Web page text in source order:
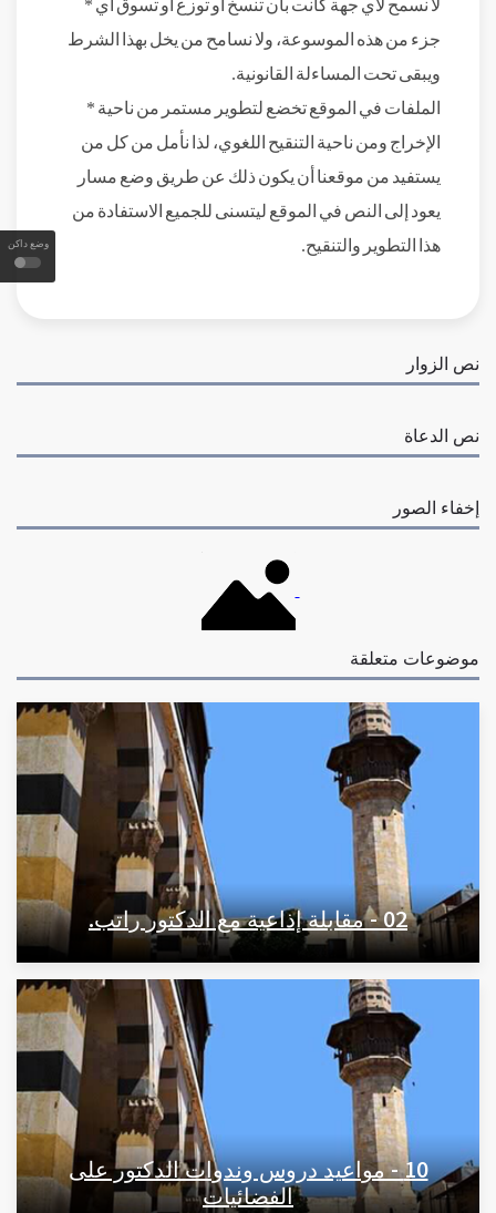
وضع داكن
* لا نسمح لأي جهة كانت بأن تنسخ أو توزع أو تسوق أي
جزء من هذه الموسوعة، ولا نسامح من يخل بهذا الشرط
ويبقى تحت المساءلة القانونية.
* الملفات في الموقع تخضع لتطوير مستمر من ناحية
الإخراج ومن ناحية التنقيح اللغوي، لذا نأمل من كل من
يستفيد من موقعنا أن يكون ذلك عن طريق وضع مسار
يعود إلى النص في الموقع ليتسنى للجميع الاستفادة من
هذا التطوير والتنقيح.
نص الزوار
نص الدعاة
إخفاء الصور
موضوعات متعلقة
02 - مقابلة إذاعية مع الدكتور راتب.
10 - مواعيد دروس وندوات الدكتور على
الفضائيات